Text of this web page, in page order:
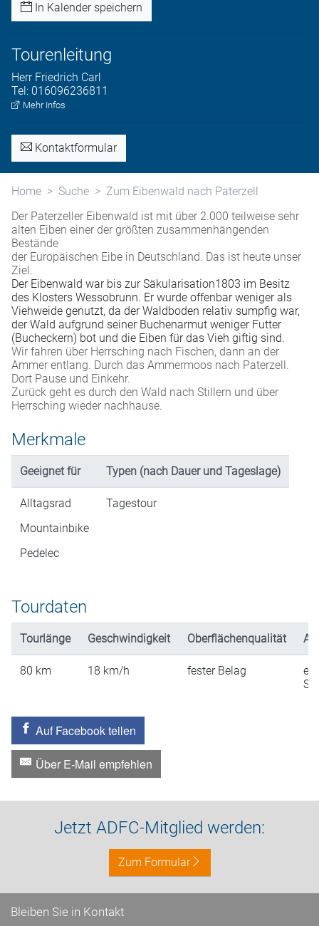
In Kalender speichern
Tourenleitung
Herr Friedrich Carl
Tel: 016096236811
Mehr Infos
Kontaktformular
Home Suche
Zum Eibenwald nach Paterzell
Der Paterzeller Eibenwald ist mit über 2.000 teilweise sehr
alten Eiben einer der größten zusammenhängenden
Bestände
der Europäischen Eibe in Deutschland. Das ist heute unser
Ziel.
Der Eibenwald war bis zur Säkularisation1803 im Besitz
des Klosters Wessobrunn. Er wurde offenbar weniger als
Viehweide genutzt, da der Waldboden relativ sumpfig war,
der Wald aufgrund seiner Buchenarmut weniger Futter
(Bucheckern) bot und die Eiben für das Vieh giftig sind.
Wir fahren über Herrsching nach Fischen, dann an der
Ammer entlang. Durch das Ammermoos nach Paterzell.
Dort Pause und Einkehr.
Zurück geht es durch den Wald nach Stillern und über
Herrsching wieder nachhause.
Merkmale
Geeignet für Typen (nach Dauer und Tageslage)
Alltagsrad
Mountainbike
Pedelec
Tagestour
Tourdaten
Tourlänge Geschwindigkeit Oberflächenqualität
80 km 18 km/h fester Belag
Auf Facebook teilen
Über E-Mail empfehlen
Jetzt ADFC-Mitglied werden:
Zum Formular
Bleiben Sie in Kontakt